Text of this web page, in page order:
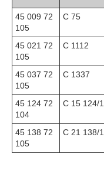
45 009 72
105
C 75
45 021 72
105
C 1112
45 037 72
105
C 1337
45 124 72
104
C 15 124/1
45 138 72
105
C 21 138/1